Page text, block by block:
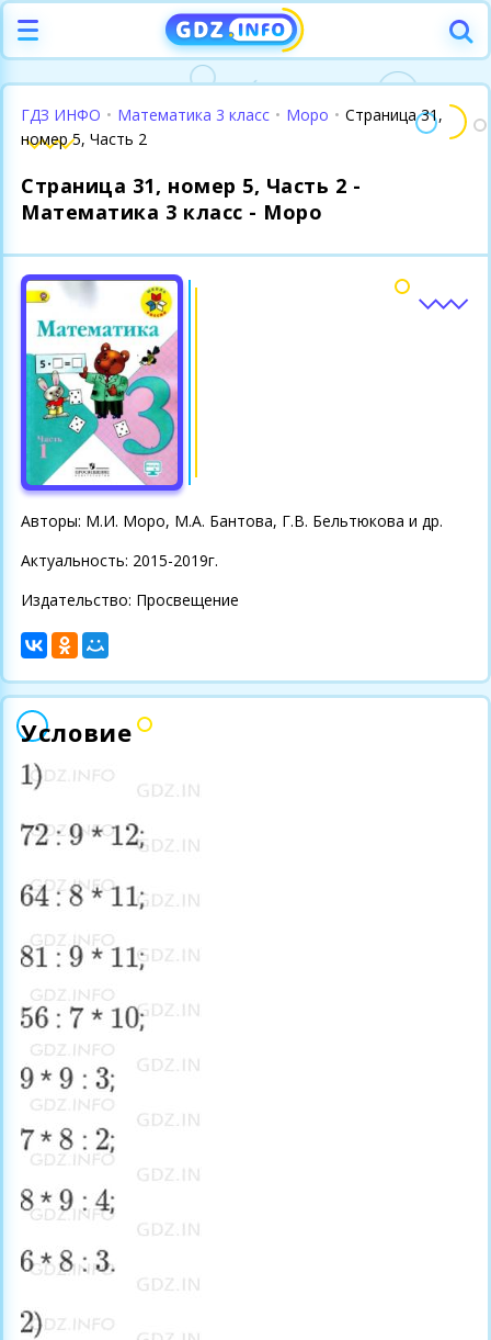
ГДЗ ИНФО • Математика 3 класс • Моро • Страница 31,
номер 5, Часть 2
Страница 31, номер 5, Часть 2 -
Математика 3 класс - Моро
Авторы: М.И. Моро, М.А. Бантова, Г.В. Бельтюкова и др.
Актуальность: 2015-2019г.
Издательство: Просвещение
Условие